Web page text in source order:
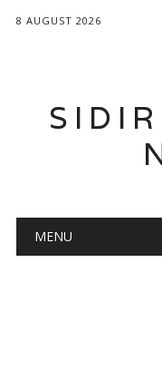
8 AUGUST 2026
Main menu
MENU